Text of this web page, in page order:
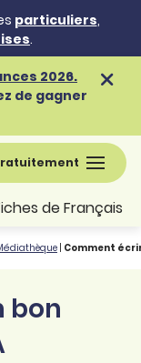
particuliers,
.
2026.
de gagner
de Français
Comment
bon